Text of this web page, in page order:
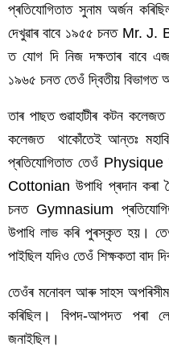
প্ৰতিযোগিতাত সুনাম অৰ্জন
দেখুৱাৰ বাবে ১৯৫৫ চনত Mr. J.
ত যোগ দি নিজ দক্ষতাৰ বাবে
১৯৬৫ চনত তেওঁ দ্বিতীয়
তাৰ পাছত গুৱাহাটীৰ কটন
কলেজত  থাকোঁতেই আন্তঃ
প্ৰতিযোগিতাত তেওঁ Physique
Cottonian উপাধি প্ৰদান কৰা
চনত Gymnasium
উপাধি লাভ কৰি পুৰস্কৃত হয়।
পাইছিল যদিও তেওঁ শিক্ষকতা বাদ
তেওঁৰ মনোবল আৰু সাহস
কৰিছিল। বিপদ-আপদত পৰা
জনাইছিল।